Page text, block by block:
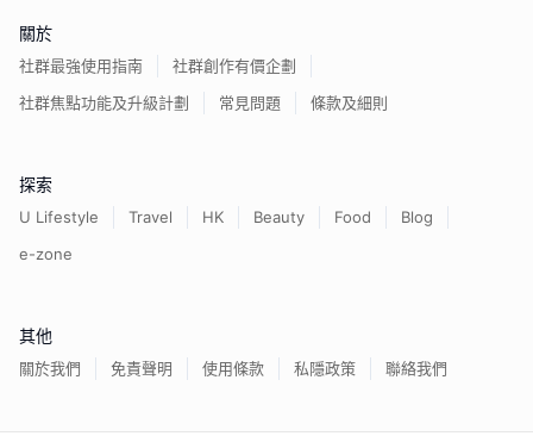
關於
社群最強使用指南
社群創作有價企劃
社群焦點功能及升級計劃
常見問題 條款及細則
探索
U Lifestyle Travel HK Beauty Food
Blog
e-zone
其他
關於我們 免責聲明 使用條款 私隱政策 聯絡我們